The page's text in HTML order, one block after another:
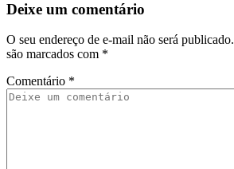
Deixe um comentário
O seu endereço de e-mail não será publicado.
são marcados com *
Comentário *